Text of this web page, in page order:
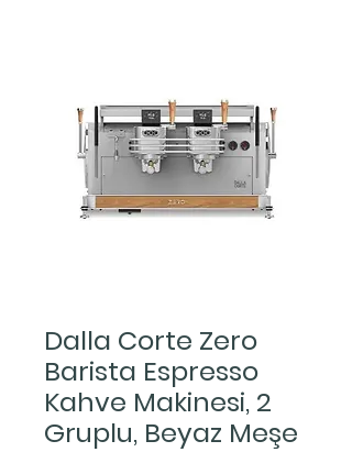
Dalla Corte Zero
Barista Espresso
Kahve Makinesi, 2
Gruplu, Beyaz Meşe